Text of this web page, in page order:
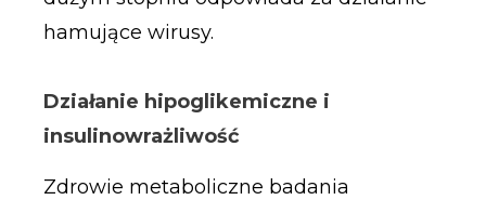
hamujące wirusy.
Działanie hipoglikemiczne i
insulinowrażliwość
Zdrowie metaboliczne badania